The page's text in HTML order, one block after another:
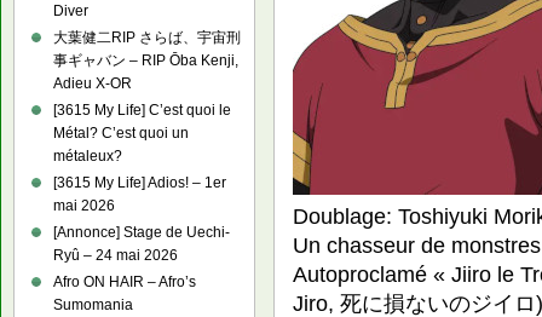
Doublage: Toshiyuki
Un chasseur de
Autoproclamé « Jiiro le
Jiro, 死に損ないのジイ
Diver
大葉健二RIP さらば、宇宙刑
事ギャバン – RIP Ōba Kenji,
Adieu X-OR
[3615 My Life] C’est quoi le
Métal? C’est quoi un
métaleux?
[3615 My Life] Adios! – 1er
mai 2026
[Annonce] Stage de Uechi-
Ryû – 24 mai 2026
Afro ON HAIR – Afro’s
Sumomania